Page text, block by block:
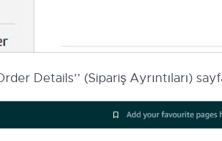
Details’’ (Sipariş Ayrıntıları)